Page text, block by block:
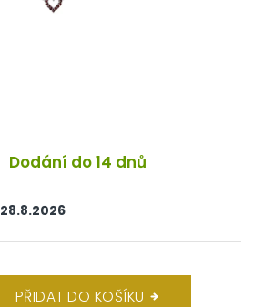
Dodání do 14 dnů
28.8.2026
PŘIDAT DO KOŠÍKU